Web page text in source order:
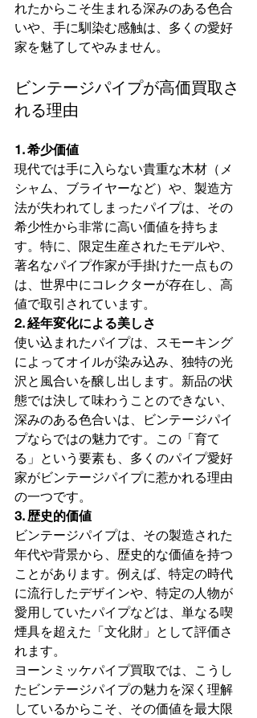
れたからこそ生まれる深みのある色合
いや、手に馴染む感触は、多くの愛好
家を魅了してやみません。
ビンテージパイプが高価買取さ
れる理由
1. 希少価値
現代では手に入らない貴重な木材（メ
シャム、ブライヤーなど）や、製造方
法が失われてしまったパイプは、その
希少性から非常に高い価値を持ちま
す。特に、限定生産されたモデルや、
著名なパイプ作家が手掛けた一点もの
は、世界中にコレクターが存在し、高
値で取引されています。
2. 経年変化による美しさ
使い込まれたパイプは、スモーキング
によってオイルが染み込み、独特の光
沢と風合いを醸し出します。新品の状
態では決して味わうことのできない、
深みのある色合いは、ビンテージパイ
プならではの魅力です。この「育て
る」という要素も、多くのパイプ愛好
家がビンテージパイプに惹かれる理由
の一つです。
3. 歴史的価値
ビンテージパイプは、その製造された
年代や背景から、歴史的な価値を持つ
ことがあります。例えば、特定の時代
に流行したデザインや、特定の人物が
愛用していたパイプなどは、単なる喫
煙具を超えた「文化財」として評価さ
れます。
ヨーンミッケパイプ買取では、こうし
たビンテージパイプの魅力を深く理解
しているからこそ、その価値を最大限